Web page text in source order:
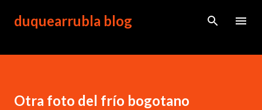
Ir al contenido principal
duquearrubla blog
Otra foto del frío bogotano